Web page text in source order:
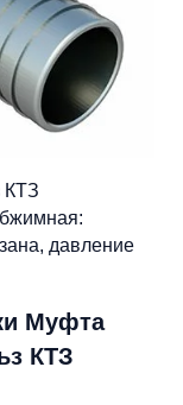
КТЗ
давление
Муфта
КТЗ